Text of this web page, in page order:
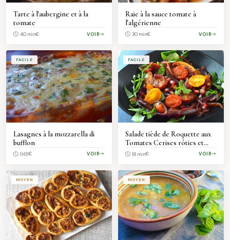
Tarte à l'aubergine et à la
tomate
40 min€ VOIR
Raie à la sauce tomate à
l'algérienne
30 min€ VOIR
FACILE
Lasagnes à la mozzarella di
bufflon
1h15€ VOIR
FACILE
Salade tiède de Roquette aux
Tomates Cerises rôties et
Grenade
18 min€ VOIR
MOYEN MOYEN